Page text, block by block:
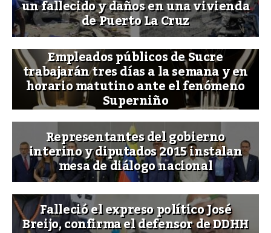
un fallecido y daños en una vivienda
de Puerto La Cruz
Empleados públicos de Sucre
trabajarán tres días a la semana y en
horario matutino ante el fenómeno
Superniño
Representantes del gobierno
interino y diputados 2015 instalan
mesa de diálogo nacional
Falleció el expreso político José
Breijo, confirma el defensor de DDHH